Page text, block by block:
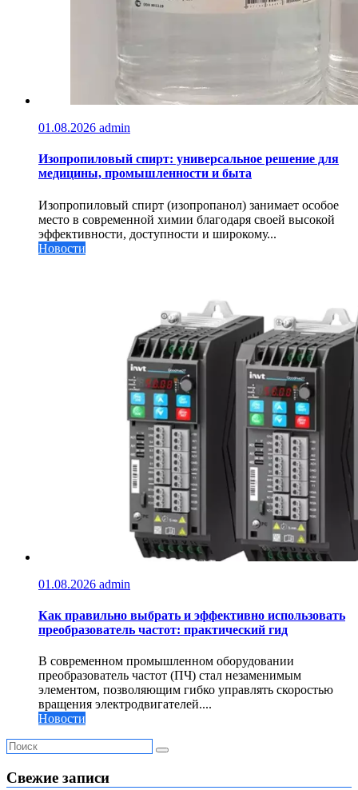
01.08.2026 admin
Изопропиловый спирт: универсальное решение для
медицины, промышленности и быта
Изопропиловый спирт (изопропанол) занимает особое
место в современной химии благодаря своей высокой
эффективности, доступности и широкому...
Новости
01.08.2026 admin
Как правильно выбрать и эффективно использовать
преобразователь частот: практический гид
В современном промышленном оборудовании
преобразователь частот (ПЧ) стал незаменимым
элементом, позволяющим гибко управлять скоростью
вращения электродвигателей....
Новости
Свежие записи